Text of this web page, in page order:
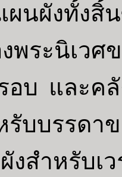
ผนผังทั้งสิ้
งพระนิเว
อบ และค
รับบรรดา
งสำหรับเ